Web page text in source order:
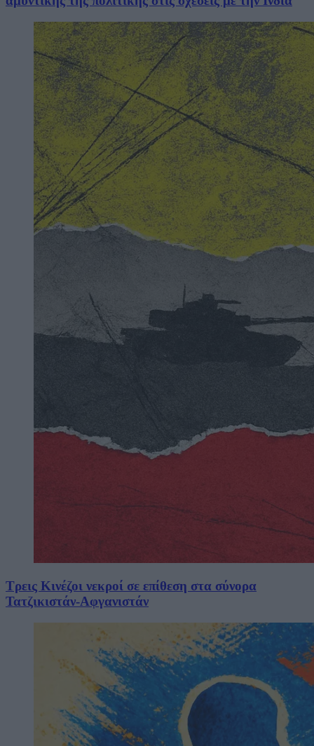
Τρεις Κινέζοι νεκροί σε επίθεση στα σύνορα
Τατζικιστάν-Αφγανιστάν